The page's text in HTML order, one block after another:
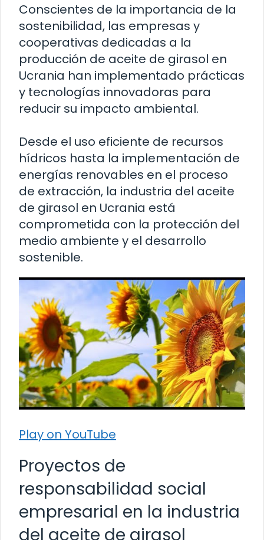
Conscientes de la importancia de la
sostenibilidad, las empresas y
cooperativas dedicadas a la
producción de aceite de girasol en
Ucrania han implementado prácticas
y tecnologías innovadoras para
reducir su impacto ambiental.
Desde el uso eficiente de recursos
hídricos hasta la implementación de
energías renovables en el proceso
de extracción, la industria del aceite
de girasol en Ucrania está
comprometida con la protección del
medio ambiente y el desarrollo
sostenible.
Play on YouTube
Proyectos de
responsabilidad social
empresarial en la industria
del aceite de girasol